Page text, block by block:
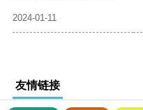
2024-01-11
友情链接